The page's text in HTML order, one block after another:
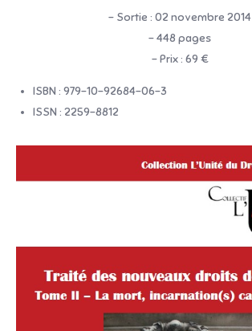
– Sortie : 02 novembre 2014
– 448 pages
– Prix : 69 €
ISBN : 979-10-92684-06-3
ISSN : 2259-8812